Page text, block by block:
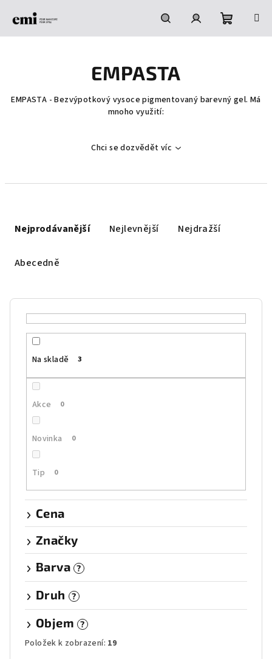
HledatPřihlášeníNákupní
EMPASTA
EMPASTA - Bezvýpotkový vysoce pigmentovaný barevný gel. Má
mnoho využití:
Chci se dozvědět víc
Nejprodávanější Nejlevnější Nejdražší
Abecedně
Na skladě 3
Akce 0
Novinka 0
Tip 0
Cena
Značky
Barva
?
Druh ?
Objem ?
Položek k zobrazení: 19